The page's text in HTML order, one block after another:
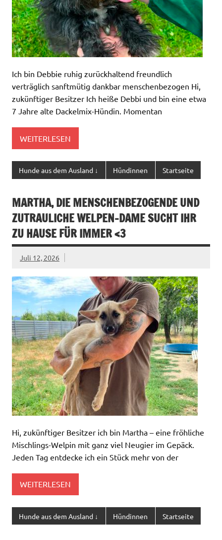
Ich bin Debbie ruhig zurückhaltend freundlich
verträglich sanftmütig dankbar menschenbezogen Hi,
zukünftiger Besitzer Ich heiße Debbi und bin eine etwa
7 Jahre alte Dackelmix-Hündin. Momentan
WEITERLESEN
Hunde aus dem Ausland ↓ Hündinnen Startseite
MARTHA, DIE MENSCHENBEZOGENDE UND
ZUTRAULICHE WELPEN-DAME SUCHT IHR
ZU HAUSE FÜR IMMER <3
Juli 12, 2026
Hi, zukünftiger Besitzer ich bin Martha – eine fröhliche
Mischlings-Welpin mit ganz viel Neugier im Gepäck.
Jeden Tag entdecke ich ein Stück mehr von der
WEITERLESEN
Hunde aus dem Ausland ↓ Hündinnen Startseite